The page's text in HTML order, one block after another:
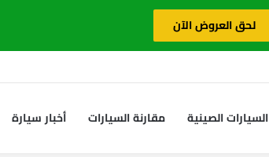
لحق العروض الآن
السيارات الصينية مقارنة السيارات أخبار سيارة